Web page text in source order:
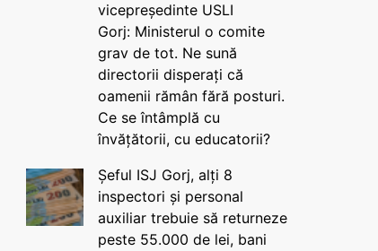
vicepreședinte USLI
Gorj: Ministerul o comite
grav de tot. Ne sună
directorii disperați că
oamenii rămân fără posturi.
Ce se întâmplă cu
învățătorii, cu educatorii?
Șeful ISJ Gorj, alți 8
inspectori și personal
auxiliar trebuie să returneze
peste 55.000 de lei, bani